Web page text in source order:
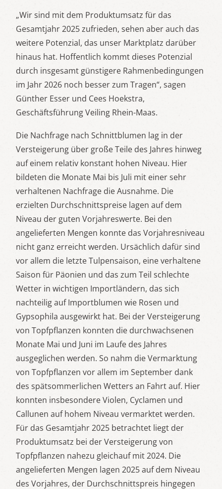
„Wir sind mit dem Produktumsatz für das
Gesamtjahr 2025 zufrieden, sehen aber auch das
weitere Potenzial, das unser Marktplatz darüber
hinaus hat. Hoffentlich kommt dieses Potenzial
durch insgesamt günstigere Rahmenbedingungen
im Jahr 2026 noch besser zum Tragen“, sagen
Günther Esser und Cees Hoekstra,
Geschäftsführung Veiling Rhein-Maas.
Die Nachfrage nach Schnittblumen lag in der
Versteigerung über große Teile des Jahres hinweg
auf einem relativ konstant hohen Niveau. Hier
bildeten die Monate Mai bis Juli mit einer sehr
verhaltenen Nachfrage die Ausnahme. Die
erzielten Durchschnittspreise lagen auf dem
Niveau der guten Vorjahreswerte. Bei den
angelieferten Mengen konnte das Vorjahresniveau
nicht ganz erreicht werden. Ursächlich dafür sind
vor allem die letzte Tulpensaison, eine verhaltene
Saison für Päonien und das zum Teil schlechte
Wetter in wichtigen Importländern, das sich
nachteilig auf Importblumen wie Rosen und
Gypsophila ausgewirkt hat. Bei der Versteigerung
von Topfpflanzen konnten die durchwachsenen
Monate Mai und Juni im Laufe des Jahres
ausgeglichen werden. So nahm die Vermarktung
von Topfpflanzen vor allem im September dank
des spätsommerlichen Wetters an Fahrt auf. Hier
konnten insbesondere Violen, Cyclamen und
Callunen auf hohem Niveau vermarktet werden.
Für das Gesamtjahr 2025 betrachtet liegt der
Produktumsatz bei der Versteigerung von
Topfpflanzen nahezu gleichauf mit 2024. Die
angelieferten Mengen lagen 2025 auf dem Niveau
des Vorjahres, der Durchschnittspreis hingegen